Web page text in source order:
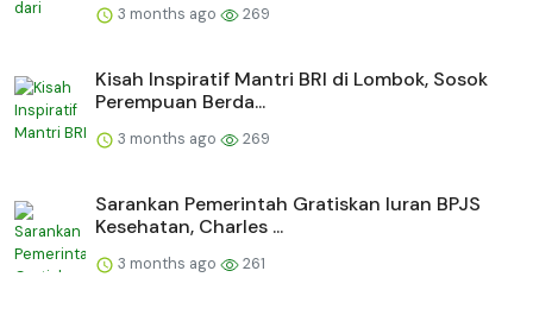
3 months ago 269
Kisah Inspiratif Mantri BRI di Lombok, Sosok
Perempuan Berda...
3 months ago 269
Sarankan Pemerintah Gratiskan Iuran BPJS
Kesehatan, Charles ...
3 months ago 261